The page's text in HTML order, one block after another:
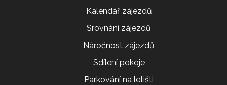
Kalendář zájezdů
Srovnání zájezdů
Náročnost zájezdů
Sdílení pokoje
Parkování na letišti